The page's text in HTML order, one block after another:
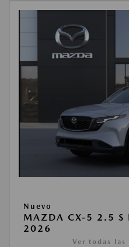
Nuevo
MAZDA CX-5 2.5 S
2026
Ver todas las